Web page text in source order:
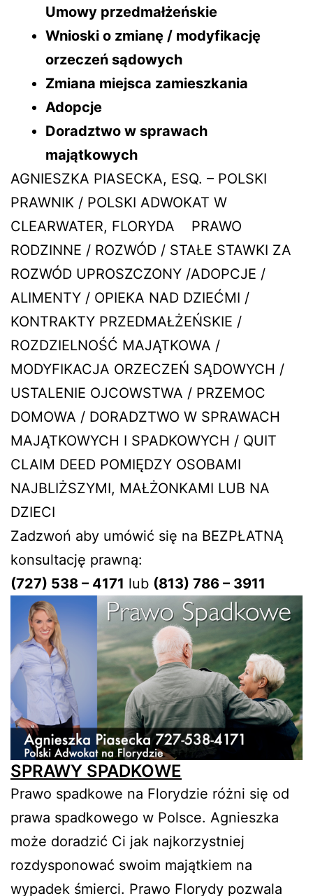
Umowy przedmałżeńskie
Wnioski o zmianę / modyfikację
orzeczeń sądowych
Zmiana miejsca zamieszkania
Adopcje
Doradztwo w sprawach
majątkowych
AGNIESZKA PIASECKA, ESQ. – POLSKI
PRAWNIK / POLSKI ADWOKAT W
CLEARWATER, FLORYDA PRAWO
RODZINNE / ROZWÓD / STAŁE STAWKI ZA
ROZWÓD UPROSZCZONY /ADOPCJE /
ALIMENTY / OPIEKA NAD DZIEĆMI /
KONTRAKTY PRZEDMAŁŻEŃSKIE /
ROZDZIELNOŚĆ MAJĄTKOWA /
MODYFIKACJA ORZECZEŃ SĄDOWYCH /
USTALENIE OJCOWSTWA / PRZEMOC
DOMOWA / DORADZTWO W SPRAWACH
MAJĄTKOWYCH I SPADKOWYCH / QUIT
CLAIM DEED POMIĘDZY OSOBAMI
NAJBLIŻSZYMI, MAŁŻONKAMI LUB NA
DZIECI
Zadzwoń aby umówić się na BEZPŁATNĄ
konsultację prawną:
(727) 538 – 4171 lub (813) 786 – 3911
SPRAWY SPADKOWE
Prawo spadkowe na Florydzie różni się od
prawa spadkowego w Polsce. Agnieszka
może doradzić Ci jak najkorzystniej
rozdysponować swoim majątkiem na
wypadek śmierci. Prawo Florydy pozwala